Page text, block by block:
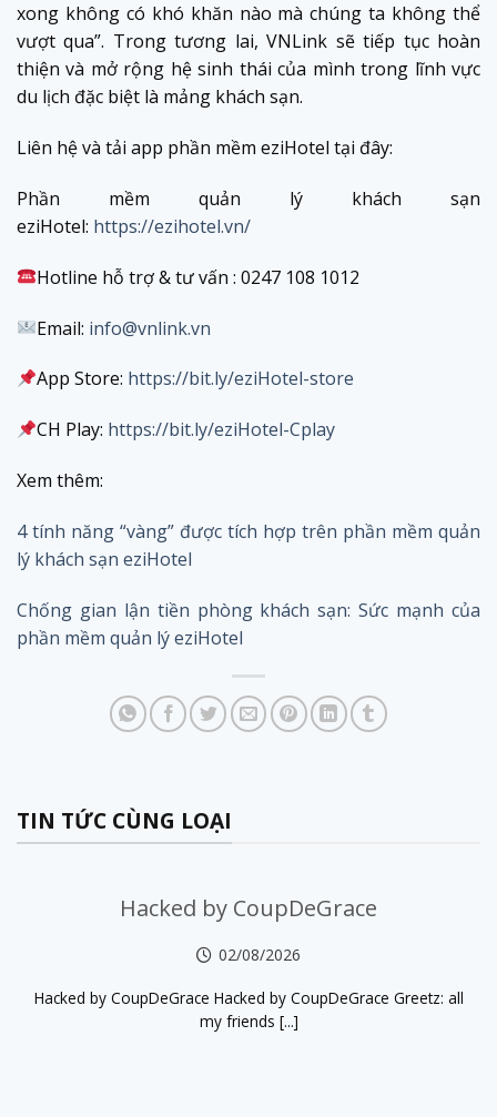
xong không có khó khăn nào mà chúng ta không thể
vượt qua”. Trong tương lai, VNLink sẽ tiếp tục hoàn
thiện và mở rộng hệ sinh thái của mình trong lĩnh vực
du lịch đặc biệt là mảng khách sạn.
Liên hệ và tải app phần mềm eziHotel tại đây:
Phần mềm quản lý khách sạn
eziHotel: https://ezihotel.vn/
Hotline hỗ trợ & tư vấn : 0247 108 1012
Email: info@vnlink.vn
App Store: https://bit.ly/eziHotel-store
CH Play: https://bit.ly/eziHotel-Cplay
Xem thêm:
4 tính năng “vàng” được tích hợp trên phần mềm quản
lý khách sạn eziHotel
Chống gian lận tiền phòng khách sạn: Sức mạnh của
phần mềm quản lý eziHotel
TIN TỨC CÙNG LOẠI
Hacked by CoupDeGrace
02/08/2026
Hacked by CoupDeGrace Hacked by CoupDeGrace Greetz: all
my friends [...]